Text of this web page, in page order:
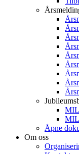
MIL
MIL
Åpne
Om oss